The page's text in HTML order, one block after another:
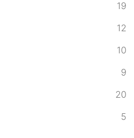
19
12
10
9
20
5